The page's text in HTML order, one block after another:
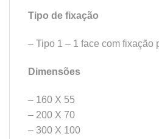
Tipo de fixação
– Tipo 1 – 1 face com fixação
Dimensões
– 160 X 55
– 200 X 70
– 300 X 100